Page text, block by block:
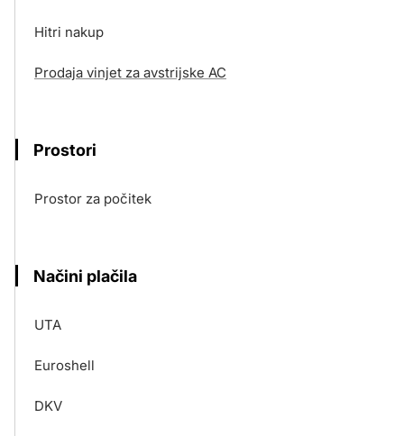
Hitri nakup
Prodaja vinjet za avstrijske AC
Prostori
Prostor za počitek
Načini plačila
UTA
Euroshell
DKV